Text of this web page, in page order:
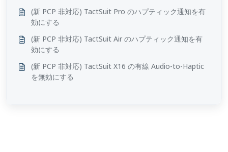
(新 PCP 非対応) TactSuit Pro のハプティック通知を有
効にする
(新 PCP 非対応) TactSuit Air のハプティック通知を有
効にする
(新 PCP 非対応) TactSuit X16 の有線 Audio-to-Haptic
を無効にする